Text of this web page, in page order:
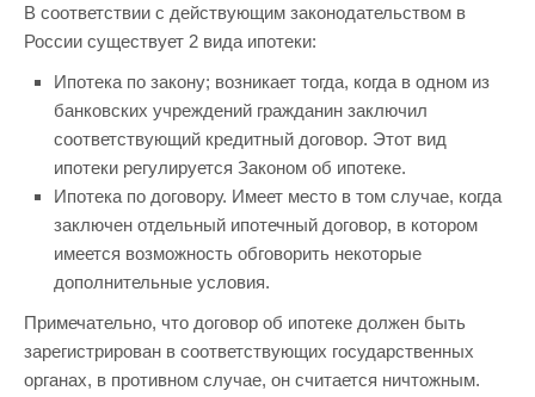
В соответствии с действующим законодательством в
России существует 2 вида ипотеки:
Ипотека по закону; возникает тогда, когда в одном из
банковских учреждений гражданин заключил
соответствующий кредитный договор. Этот вид
ипотеки регулируется Законом об ипотеке.
Ипотека по договору. Имеет место в том случае, когда
заключен отдельный ипотечный договор, в котором
имеется возможность обговорить некоторые
дополнительные условия.
Примечательно, что договор об ипотеке должен быть
зарегистрирован в соответствующих государственных
органах, в противном случае, он считается ничтожным.